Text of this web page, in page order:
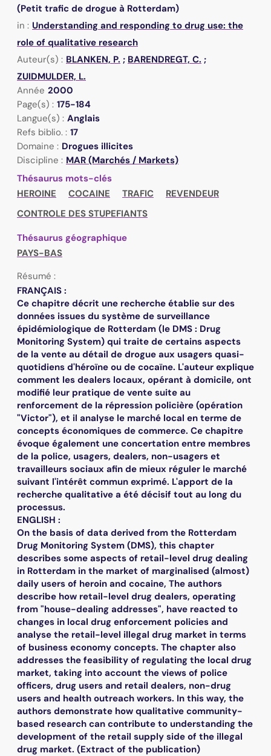
(Petit trafic de drogue à Rotterdam)
in : Understanding and responding to drug use: the
role of qualitative research
Auteur(s) : BLANKEN, P. ; BARENDREGT, C. ;
ZUIDMULDER, L.
Année 2000
Page(s) : 175-184
Langue(s) : Anglais
Refs biblio. : 17
Domaine : Drogues illicites
Discipline : MAR (Marchés / Markets)
Thésaurus mots-clés
HEROINE
COCAINE TRAFIC
REVENDEUR
CONTROLE DES STUPEFIANTS
Thésaurus géographique
PAYS-BAS
Résumé :
FRANÇAIS :
Ce chapitre décrit une recherche établie sur des
données issues du système de surveillance
épidémiologique de Rotterdam (le DMS : Drug
Monitoring System) qui traite de certains aspects
de la vente au détail de drogue aux usagers quasi-
quotidiens d'héroïne ou de cocaïne. L'auteur explique
comment les dealers locaux, opérant à domicile, ont
modifié leur pratique de vente suite au
renforcement de la répression policière (opération
"Victor"), et il analyse le marché local en terme de
concepts économiques de commerce. Ce chapitre
évoque également une concertation entre membres
de la police, usagers, dealers, non-usagers et
travailleurs sociaux afin de mieux réguler le marché
suivant l'intérêt commun exprimé. L'apport de la
recherche qualitative a été décisif tout au long du
processus.
ENGLISH :
On the basis of data derived from the Rotterdam
Drug Monitoring System (DMS), this chapter
describes some aspects of retail-level drug dealing
in Rotterdam in the market of marginalised (almost)
daily users of heroin and cocaine, The authors
describe how retail-level drug dealers, operating
from "house-dealing addresses", have reacted to
changes in local drug enforcement policies and
analyse the retail-level illegal drug market in terms
of business economy concepts. The chapter also
addresses the feasibility of regulating the local drug
market, taking into account the views of police
officers, drug users and retail dealers, non-drug
users and health outreach workers. In this way, the
authors demonstrate how qualitative community-
based research can contribute to understanding the
development of the retail supply side of the illegal
drug market. (Extract of the publication)